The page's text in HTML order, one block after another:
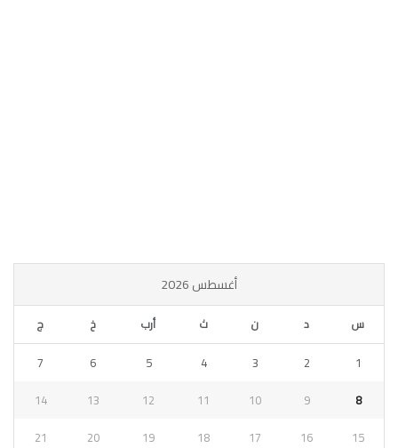
أغسطس 2026
س د ن ث أرب خ ج
1
2
3
4
5
6
7
8
9
10
11
12
13
14
15
16
17
18
19
20
21